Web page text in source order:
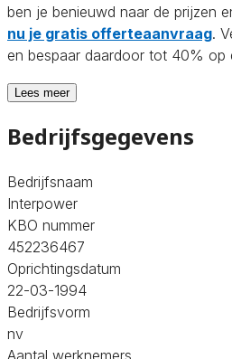
ben je benieuwd naar de prijzen
nu je gratis offerteaanvraag.
en bespaar daardoor tot 40% op
Lees meer
Bedrijfsgegevens
Bedrijfsnaam
Interpower
KBO nummer
452236467
Oprichtingsdatum
22-03-1994
Bedrijfsvorm
nv
Aantal werknemers